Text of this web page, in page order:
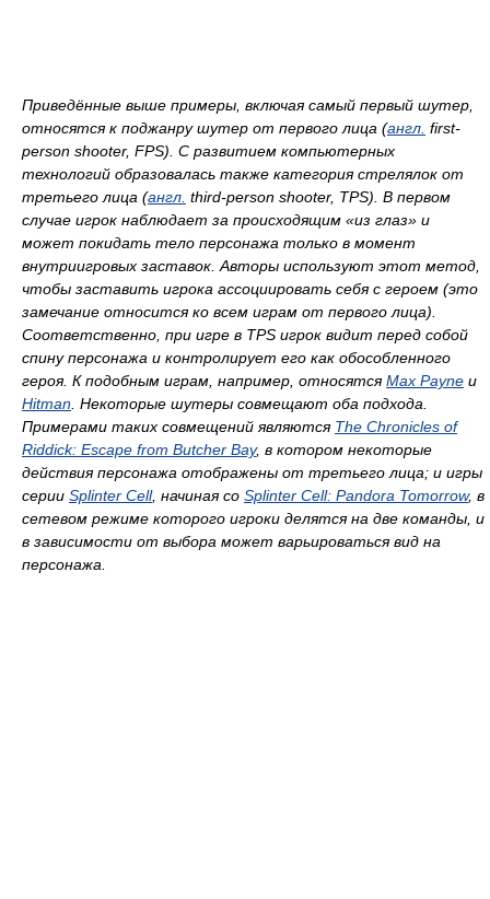
Приведённые выше примеры, включая самый первый шутер,
относятся к поджанру шутер от первого лица (англ. first-
person shooter, FPS). С развитием компьютерных
технологий образовалась также категория стрелялок от
третьего лица (англ. third-person shooter, TPS). В первом
случае игрок наблюдает за происходящим «из глаз» и
может покидать тело персонажа только в момент
внутриигровых заставок. Авторы используют этот метод,
чтобы заставить игрока ассоциировать себя с героем (это
замечание относится ко всем играм от первого лица).
Соответственно, при игре в TPS игрок видит перед собой
спину персонажа и контролирует его как обособленного
героя. К подобным играм, например, относятсяMax Payne и
Hitman . Некоторые шутеры совмещают оба подхода.
Примерами таких совмещений являются The Chronicles of
Riddick: Escape from Butcher Bay, в котором некоторые
действия персонажа отображены от третьего лица; и игры
серии Splinter Cell, начиная со Splinter Cell: Pandora Tomorrow, в
сетевом режиме которого игроки делятся на две команды, и
в зависимости от выбора может варьироваться вид на
персонажа.